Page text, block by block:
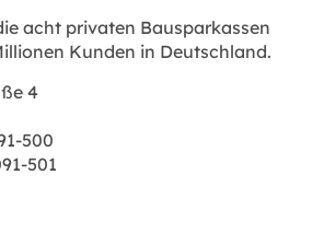
acht privaten Bausparkassen
Kunden in Deutschland.
4
500
501